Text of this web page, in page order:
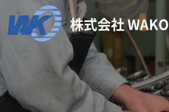
株式会社 WAKO